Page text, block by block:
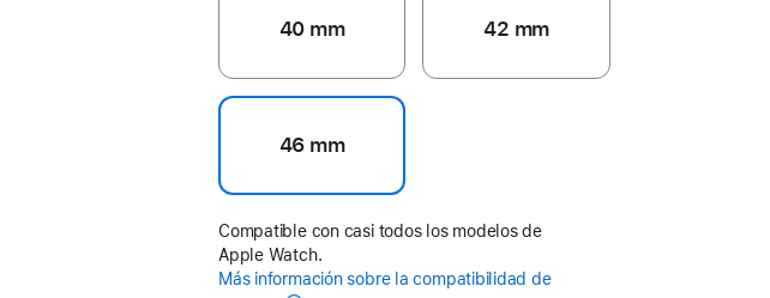
40 mm 42 mm
46 mm
Compatible con casi todos los modelos de
Apple Watch.
Más información sobre la compatibilidad de